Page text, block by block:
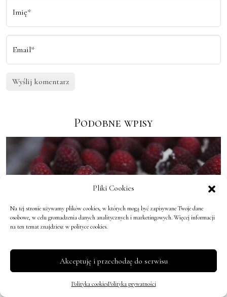
Pliki Cookies
Na tej stronie używamy plików cookies, w których mogą być zapisywane Twoje dane
osobowe, w celu gromadzenia danych analitycznych i marketingowych. Więcej informacji
na ten temat znajdziesz w polityce cookies.
Akceptuję i przechodzę do serwisu
Polityka cookiesPolityka prywatności
Imię*
Email*
Podobne wpisy
Malinowy król (przepis na tort